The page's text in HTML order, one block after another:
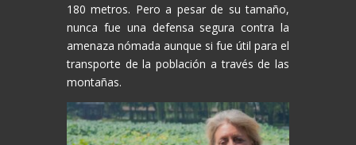
180 metros. Pero a pesar de su tamaño,
nunca fue una defensa segura contra la
amenaza nómada aunque si fue útil para el
transporte de la población a través de las
montañas.